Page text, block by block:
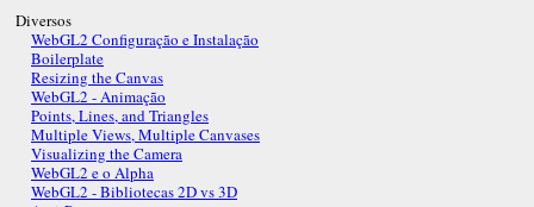
Diversos
WebGL2 Configuração e Instalação
Boilerplate
Resizing the Canvas
WebGL2 - Animação
Points, Lines, and Triangles
Multiple Views, Multiple Canvases
Visualizing the Camera
WebGL2 e o Alpha
WebGL2 - Bibliotecas 2D vs 3D